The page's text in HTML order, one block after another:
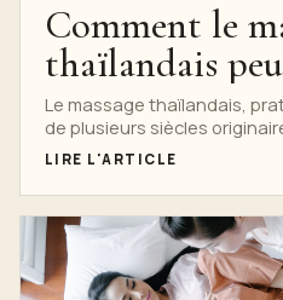
Comment le
thaïlandais
d'une carrière
épanouissante
être
Le massage thaïlandais,
de plusieurs siècles
depuis longtemps admiré
LIRE L'ARTICLE